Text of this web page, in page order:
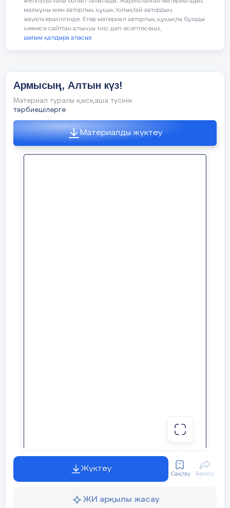
Ойын: «Тамшылар мен жапырақтар»
Жерде шашылып жатқан тамшылар мен
жапырақтарды жинау. Тамшыларды
«Кім жылдам?»
Үстелдің үстінде шашылып жатқан
жемістер мен көкөністерді ажыратады
мазмұны мен авторлық құқық толықтай автордың
жауапкершілігінде. Егер материал авторлық құқықты бұзады
немесе сайттан алынуы тиіс деп есептесеңіз,
шағым қалдыра аласыз
Армысың, Алтын күз!
Материал туралы қысқаша түсінік
тәрбиешілерге
Материалды жүктеу
Жүктеу
Сақтау Бөлісу
ЖИ арқылы жасау